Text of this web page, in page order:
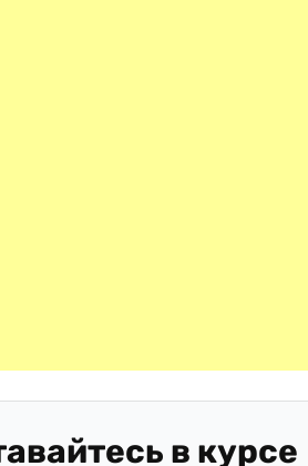
в курсе